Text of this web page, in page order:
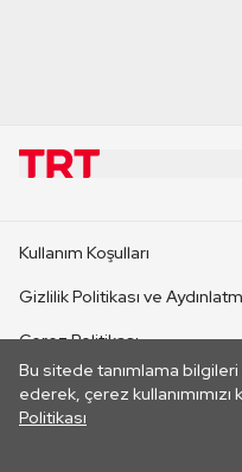
Bu sitede tanımlama
ederek, çerez
Politikası
CANLI YAYINLAR
Kullanım Koşulları
Gizlilik Politikası ve
Çerez Politikası
İletişim
Her hakkı saklıdır. ©2026